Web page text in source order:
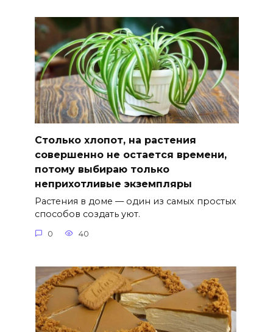
Столько хлопот, на растения
совершенно не остается времени,
потому выбираю только
неприхотливые экземпляры
Растения в доме — один из самых простых
способов создать уют.
0 40